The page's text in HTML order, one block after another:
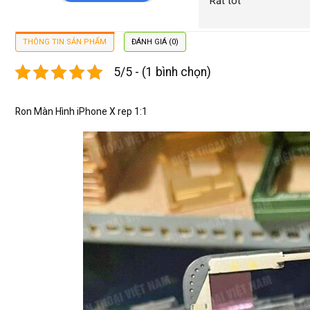
THÔNG TIN SẢN PHẨM ĐÁNH GIÁ (0)
5/5 - (1 bình chọn)
Ron Màn Hình iPhone X rep 1:1